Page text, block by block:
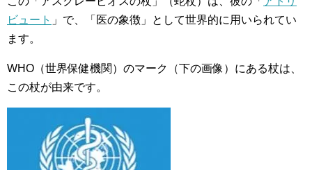
ビュート 」で、「医の象徴」として世界的に用いられてい
ます。
WHO（世界保健機関）のマーク（下の画像）にある杖は、
この杖が由来です。